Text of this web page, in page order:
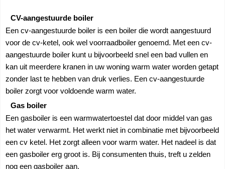
CV-aangestuurde boiler
Een cv-aangestuurde boiler is een boiler die wordt aangestuurd
voor de cv-ketel, ook wel voorraadboiler genoemd. Met een cv-
aangestuurde boiler kunt u bijvoorbeeld snel een bad vullen en
kan uit meerdere kranen in uw woning warm water worden getapt
zonder last te hebben van druk verlies. Een cv-aangestuurde
boiler zorgt voor voldoende warm water.
Gas boiler
Een gasboiler is een warmwatertoestel dat door middel van gas
het water verwarmt. Het werkt niet in combinatie met bijvoorbeeld
een cv ketel. Het zorgt alleen voor warm water. Het nadeel is dat
een gasboiler erg groot is. Bij consumenten thuis, treft u zelden
nog een gasboiler aan.